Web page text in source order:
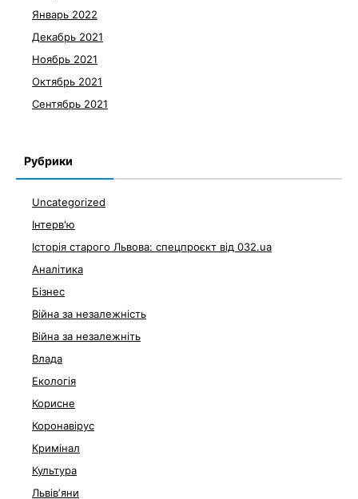
Январь 2022
Декабрь 2021
Ноябрь 2021
Октябрь 2021
Сентябрь 2021
Рубрики
Uncategorized
Інтерв'ю
Історія старого Львова: спецпроєкт від 032.ua
Аналітика
Бізнес
Війна за незалежність
Війна за незалежніть
Влада
Екологія
Корисне
Коронавірус
Кримінал
Культура
Львівʼяни